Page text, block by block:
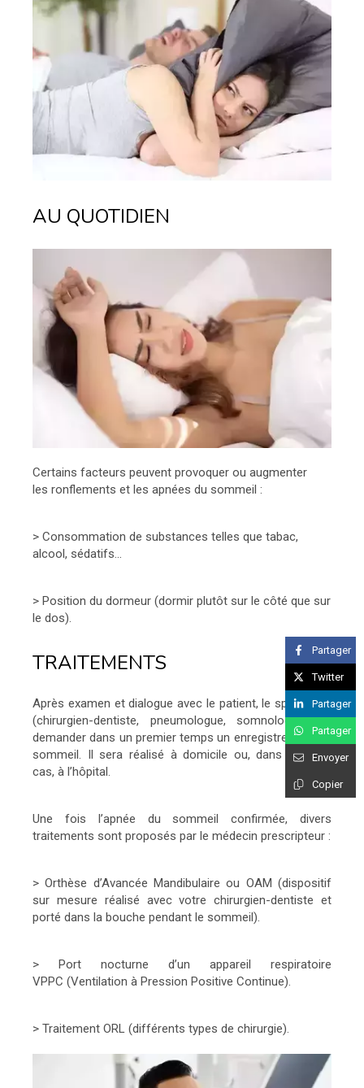
AU QUOTIDIEN
Certains facteurs peuvent provoquer ou augmenter
les ronflements et les apnées du sommeil :
> Consommation de substances telles que tabac,
alcool, sédatifs…
> Position du dormeur (dormir plutôt sur le côté que sur
le dos).
TRAITEMENTS
Après examen et dialogue avec le patient, le spécialiste
(chirurgien-dentiste, pneumologue, somnologue) va
demander dans un premier temps un enregistrement du
sommeil. Il sera réalisé à domicile ou, dans certains
cas, à l’hôpital.
Une fois l’apnée du sommeil confirmée, divers
traitements sont proposés par le médecin prescripteur :
> Orthèse d’Avancée Mandibulaire ou OAM (dispositif
sur mesure réalisé avec votre chirurgien-dentiste et
porté dans la bouche pendant le sommeil).
> Port nocturne d’un appareil respiratoire
VPPC (Ventilation à Pression Positive Continue).
> Traitement ORL (différents types de chirurgie).
Partager
Twitter
Partager
Partager
Envoyer
Copier